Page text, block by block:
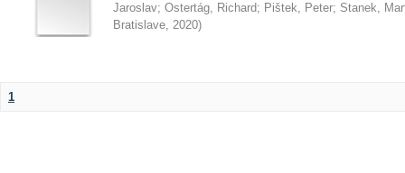
Jaroslav; Ostertág, Richard; Pištek, Peter; Stanek,
Bratislave, 2020)
1